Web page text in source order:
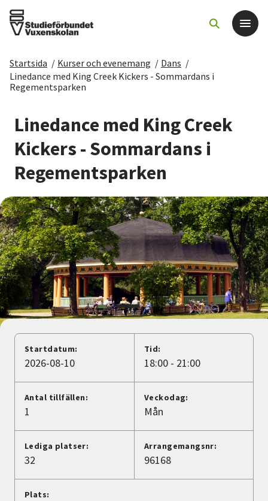
Det här gör vi
Sök kurser och evenemang
Om SV
Starta studiecirkel
Cirkelledare
Nyheter
Avdelningar
Lyssna
Startsida / Kurser och evenemang / Dans /
Linedance med King Creek Kickers - Sommardans i
Regementsparken
Linedance med King Creek
Kickers - Sommardans i
Regementsparken
Startdatum:
2026-08-10
Tid:
18:00 - 21:00
Antal tillfällen:
1
Veckodag:
Mån
Lediga platser:
32
Arrangemangsnr:
96168
Plats: